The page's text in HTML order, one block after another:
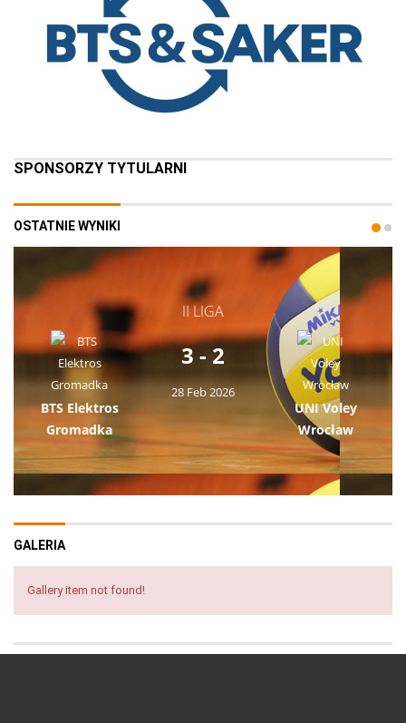
SPONSORZY TYTULARNI
OSTATNIE WYNIKI
II LIGA
BTS Elektros
Gromadka
3 - 2
28 Feb 2026
UNI Voley
Wrocław
GALERIA
Gallery item not found!